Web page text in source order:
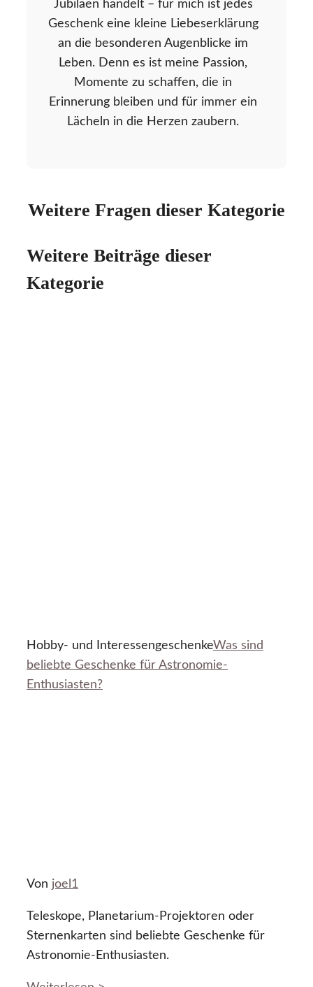
Jubiläen handelt – für mich ist jedes
Geschenk eine kleine Liebeserklärung
an die besonderen Augenblicke im
Leben. Denn es ist meine Passion,
Momente zu schaffen, die in
Erinnerung bleiben und für immer ein
Lächeln in die Herzen zaubern.
Weitere Fragen dieser Kategorie
Weitere Beiträge dieser
Kategorie
Hobby- und InteressengeschenkeWas sind
beliebte Geschenke für Astronomie-
Enthusiasten?
Von joel1
Teleskope, Planetarium-Projektoren oder
Sternenkarten sind beliebte Geschenke für
Astronomie-Enthusiasten.